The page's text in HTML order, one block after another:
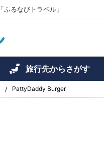
るなびトラベル」
旅行先からさがす
PattyDaddy Burger